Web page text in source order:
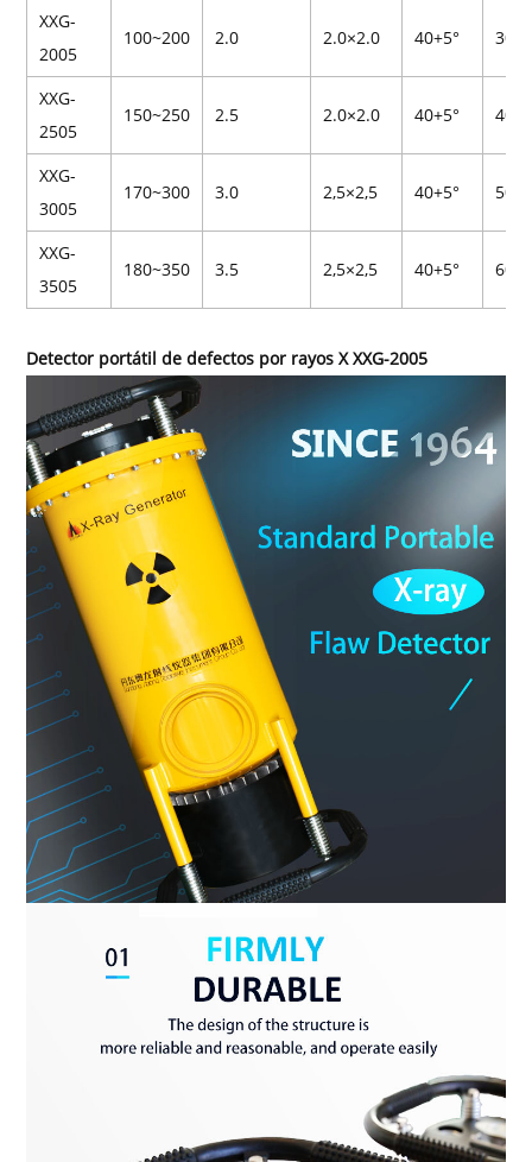
XXG-
2005
100~200 2.0 2.0×2.0 40+5° 30
XXG-
2505
150~250 2.5 2.0×2.0 40+5° 40
XXG-
3005
170~300 3.0 2,5×2,5 40+5° 50
XXG-
3505
180~350 3.5 2,5×2,5 40+5° 60
Detector portátil de defectos por rayos X XXG-2005